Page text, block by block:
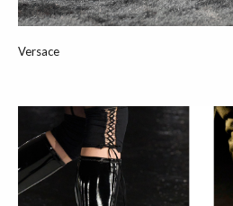
Versace